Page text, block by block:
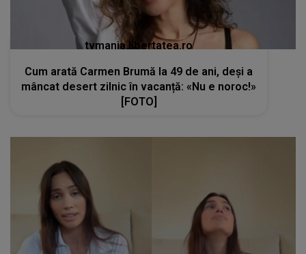
tvmania.libertatea.ro
Cum arată Carmen Brumă la 49 de ani, deși a
mâncat desert zilnic în vacanță: «Nu e noroc!»
[FOTO]